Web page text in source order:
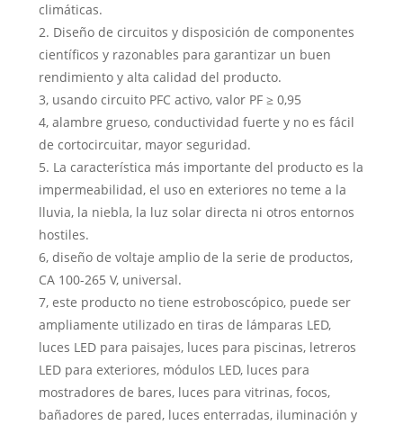
climáticas.
2. Diseño de circuitos y disposición de componentes
científicos y razonables para garantizar un buen
rendimiento y alta calidad del producto.
3, usando circuito PFC activo, valor PF ≥ 0,95
4, alambre grueso, conductividad fuerte y no es fácil
de cortocircuitar, mayor seguridad.
5. La característica más importante del producto es la
impermeabilidad, el uso en exteriores no teme a la
lluvia, la niebla, la luz solar directa ni otros entornos
hostiles.
6, diseño de voltaje amplio de la serie de productos,
CA 100-265 V, universal.
7, este producto no tiene estroboscópico, puede ser
ampliamente utilizado en tiras de lámparas LED,
luces LED para paisajes, luces para piscinas, letreros
LED para exteriores, módulos LED, luces para
mostradores de bares, luces para vitrinas, focos,
bañadores de pared, luces enterradas, iluminación y